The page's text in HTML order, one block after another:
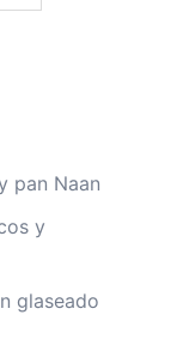
pan Naan
y
glaseado